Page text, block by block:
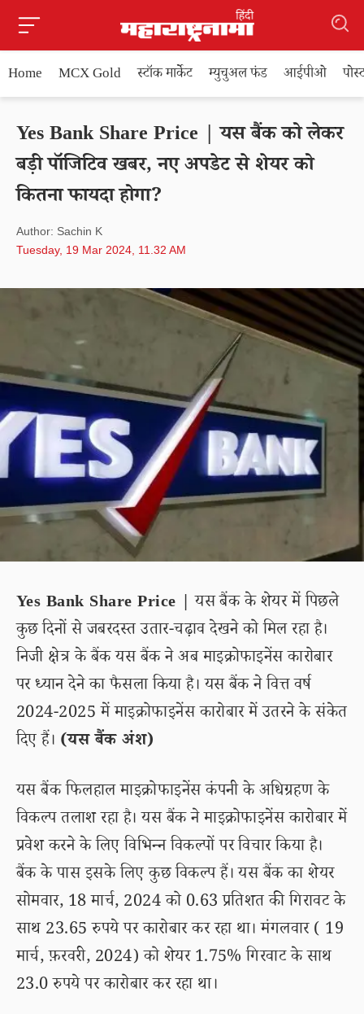
Home MCX Gold स्टॉक मार्केट म्युचुअल फंड आईपीओ
Yes Bank Share Price | यस बैंक को लेकर
बड़ी पॉजिटिव खबर, नए अपडेट से शेयर को
कितना फायदा होगा?
Author: Sachin K
Tuesday, 19 Mar 2024, 11.32 AM
Yes Bank Share Price | यस बैंक के शेयर में पिछले
कुछ दिनों से जबरदस्त उतार-चढ़ाव देखने को मिल रहा है।
निजी क्षेत्र के बैंक यस बैंक ने अब माइक्रोफाइनेंस कारोबार
पर ध्यान देने का फैसला किया है। यस बैंक ने वित्त वर्ष
2024-2025 में माइक्रोफाइनेंस कारोबार में उतरने के संकेत
दिए हैं। (यस बैंक अंश)
यस बैंक फिलहाल माइक्रोफाइनेंस कंपनी के अधिग्रहण के
विकल्प तलाश रहा है। यस बैंक ने माइक्रोफाइनेंस कारोबार में
प्रवेश करने के लिए विभिन्न विकल्पों पर विचार किया है।
बैंक के पास इसके लिए कुछ विकल्प हैं। यस बैंक का शेयर
सोमवार, 18 मार्च, 2024 को 0.63 प्रतिशत की गिरावट के
साथ 23.65 रुपये पर कारोबार कर रहा था। मंगलवार ( 19
मार्च, फ़रवरी, 2024) को शेयर 1.75% गिरवाट के साथ
23.0 रुपये पर कारोबार कर रहा था।